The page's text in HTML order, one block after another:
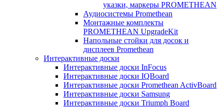
указки, маркеры PROMETHEAN
Аудиосистемы Promethean
Монтажные комплекты
PROMETHEAN UpgradeKit
Напольные стойки для досок и
дисплеев Promethean
Интерактивные доски
Интерактивные доски InFocus
Интерактивные доски IQBoard
Интерактивные доски Promethean ActivBoard
Интерактивные доски Samsung
Интерактивные доски Triumph Board